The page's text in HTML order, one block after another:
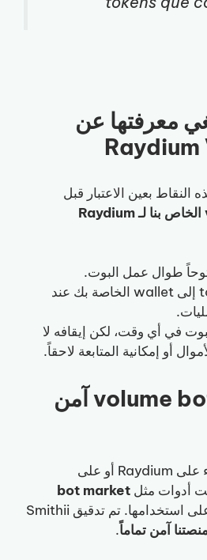
معرفتها عن
Raydium
النقاط بعين الاعتبار قبل
استخدام volume bot الخاص بنا لـ Raydium
طوال عمل البوت.
تُرسَل الـtokens إلى wallet الخاصة بك عند
في أي وقت، لكن إيقافه لا
أو إمكانية المتابعة لاحقاً.
هل استخدام volume bot آمن
معظم الـtokens، سواء على Raydium أو على
bot market
ولا توجد قيود على استخدامها. تم تدقيق Smithii
آمن تماماً.